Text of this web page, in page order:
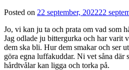
Posted on 22 september, 202222
Jo, vi kan ju ta och prata om vad som
Jag odlade ju bittergurka och har varit
dem ska bli. Hur dem smakar och ser
göra egna luffakuddar. Ni vet såna där
hårdtvålar kan ligga och torka på.